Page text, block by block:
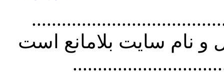
استفاده از
نام سايت بلامانع است